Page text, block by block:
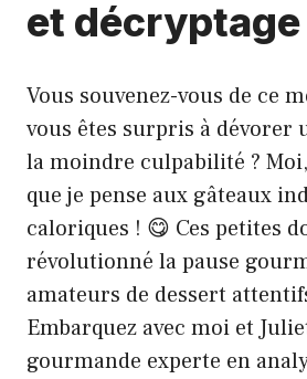
et décryptage
Vous souvenez-vous de ce
vous êtes surpris à dévorer
la moindre culpabilité ?
que je pense aux gâteaux
caloriques ! 😋 Ces petites
révolutionné la pause
amateurs de dessert
Embarquez avec moi et
gourmande experte en